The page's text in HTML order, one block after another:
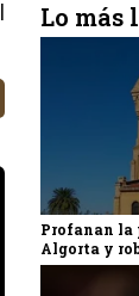
Lo más
Profanan la
Algorta y